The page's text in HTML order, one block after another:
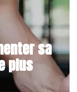
sa
plus